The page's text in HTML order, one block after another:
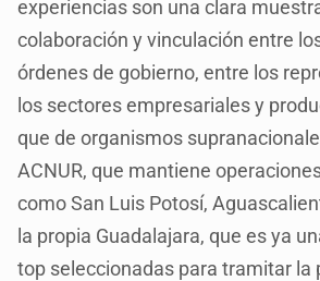
experiencias son una clara
colaboración y vinculación entre
órdenes de gobierno, entre los
los sectores empresariales y
que de organismos
ACNUR, que mantiene
como San Luis Potosí,
la propia Guadalajara, que es ya
top seleccionadas para tramitar la